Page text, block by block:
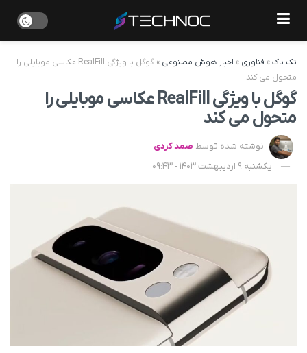
تک ناک» فناوری » اخبار هوش مصنوعی »
گوگل با ویژگی RealFill عکاسی موبایلی را
متحول می کند
گوگل با ویژگی RealFill عکاسی موبایلی را
متحول می کند
نوشته شده توسط صمد کردی
یکشنبه 9 اردیبهشت 1403 - 09:43